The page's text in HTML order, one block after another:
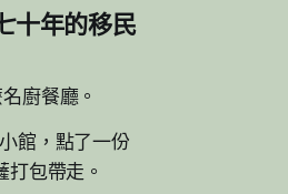
十年的移民
廚餐廳。
，點了一份
包帶走。